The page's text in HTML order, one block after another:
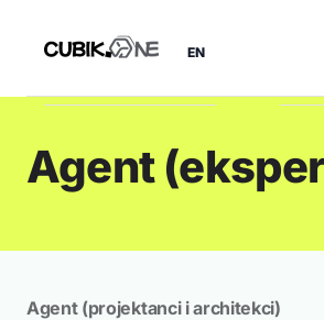
EN
Agent
Agent (projektanci i architekci)